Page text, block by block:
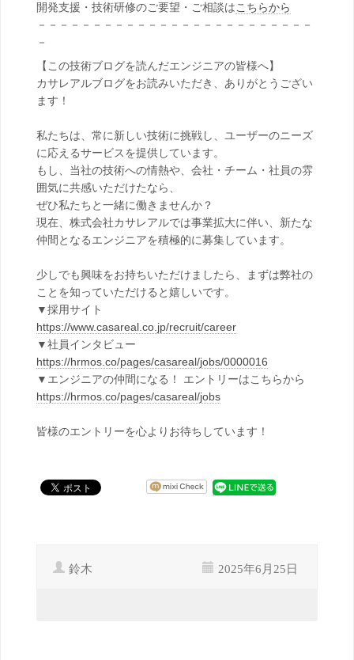
開発支援・技術研修のご要望・ご相談はこちらから
－－－－－－－－－－－－－－－－－－－－－－－－－
－
【この技術ブログを読んだエンジニアの皆様へ】
カサレアルブログをお読みいただき、ありがとうござい
ます！
私たちは、常に新しい技術に挑戦し、ユーザーのニーズ
に応えるサービスを提供しています。
もし、当社の技術への情熱や、会社・チーム・社員の雰
囲気に共感いただけたなら、
ぜひ私たちと一緒に働きませんか？
現在、株式会社カサレアルでは事業拡大に伴い、新たな
仲間となるエンジニアを積極的に募集しています。
少しでも興味をお持ちいただけましたら、まずは弊社の
ことを知っていただけると嬉しいです。
▼採用サイト
https://www.casareal.co.jp/recruit/career
▼社員インタビュー
https://hrmos.co/pages/casareal/jobs/0000016
▼エンジニアの仲間になる！ エントリーはこちらから
https://hrmos.co/pages/casareal/jobs
皆様のエントリーを心よりお待ちしています！
鈴木 2025年6月25日